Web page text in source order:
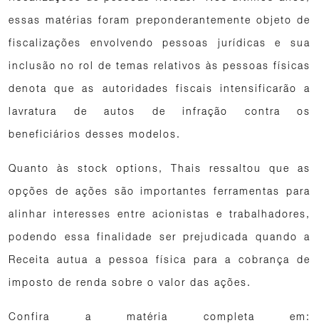
essas matérias foram preponderantemente objeto de
fiscalizações envolvendo pessoas jurídicas e sua
inclusão no rol de temas relativos às pessoas físicas
denota que as autoridades fiscais intensificarão a
lavratura de autos de infração contra os
beneficiários desses modelos.
Quanto às stock options, Thais ressaltou que as
opções de ações são importantes ferramentas para
alinhar interesses entre acionistas e trabalhadores,
podendo essa finalidade ser prejudicada quando a
Receita autua a pessoa física para a cobrança de
imposto de renda sobre o valor das ações.
Confira a matéria completa em: